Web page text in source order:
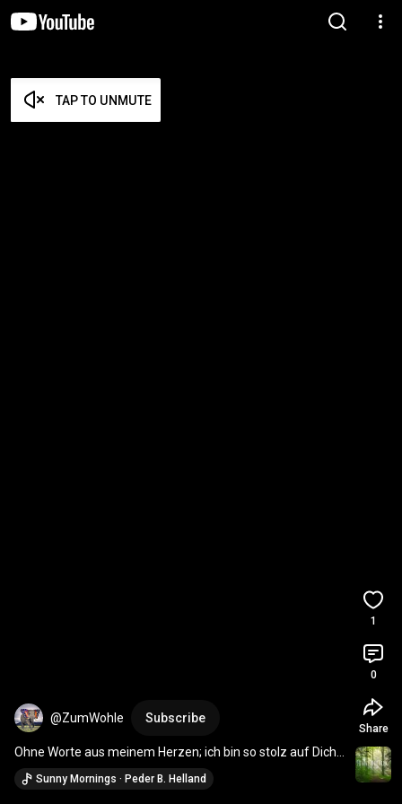
TAP TO UNMUTE
@ZumWohle Subscribe
Ohne Worte aus meinem Herzen; ich bin so stolz auf Dich!
♥️ Du fehlst jeden Tag
Sunny Mornings · Peder B. Helland
1
0
Share